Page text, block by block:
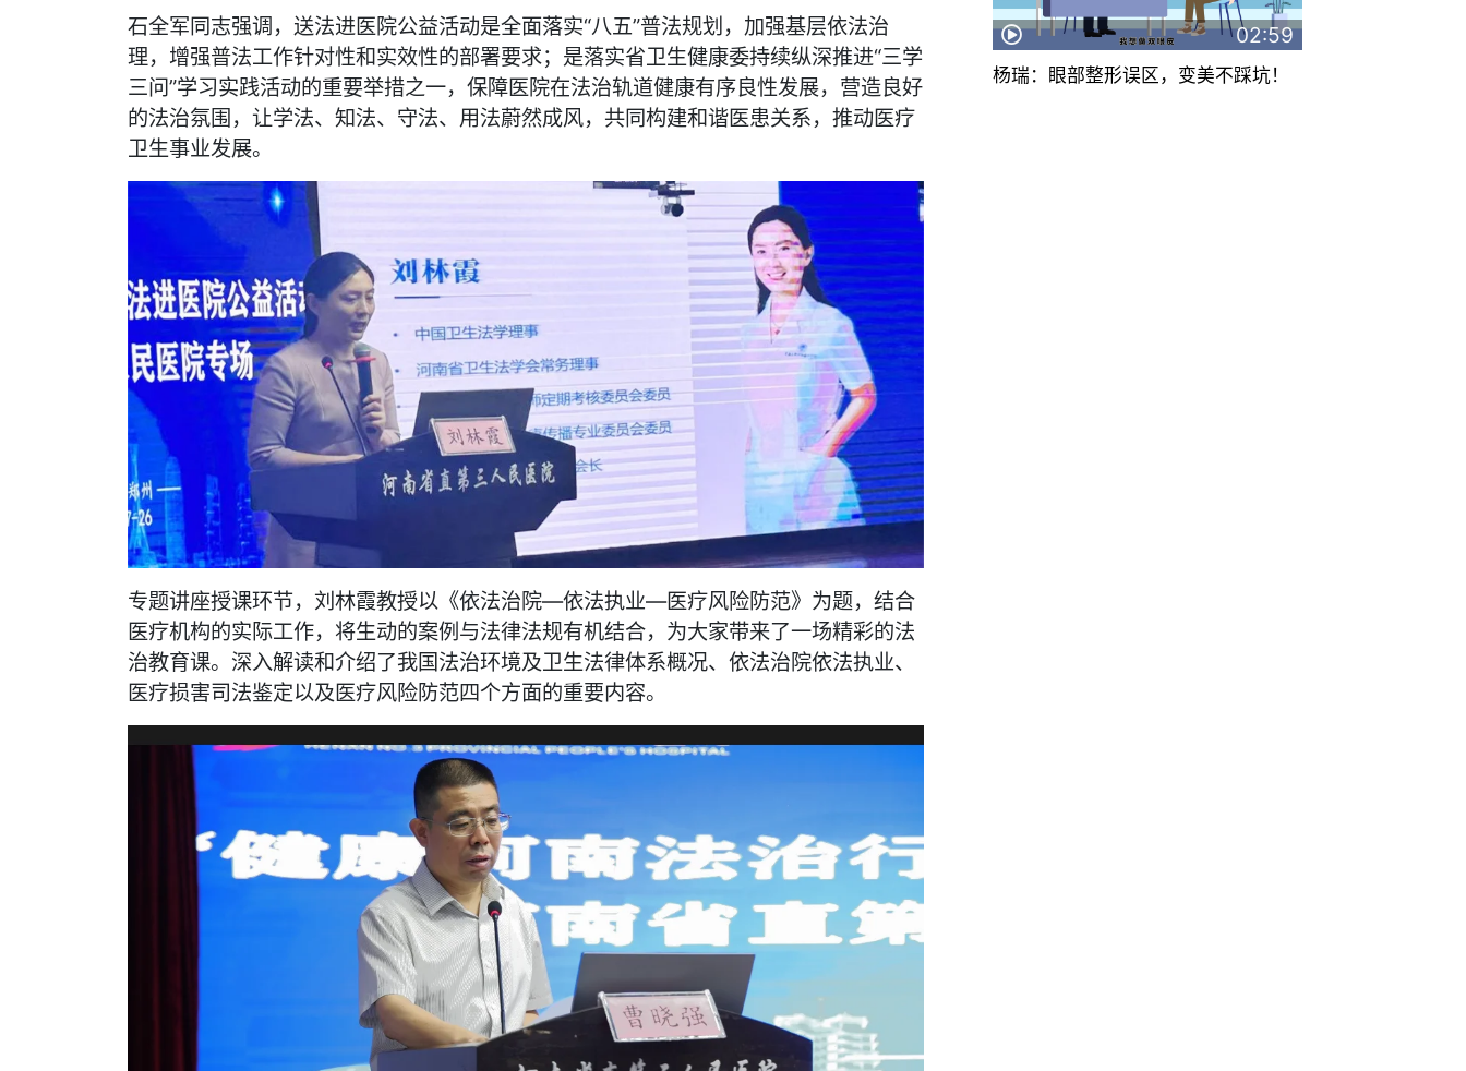
石全军同志强调，送法进医院公益活动是全面落实“八五”普法规划，加强基层依法治
理，增强普法工作针对性和实效性的部署要求；是落实省卫生健康委持续纵深推进“三学
三问”学习实践活动的重要举措之一，保障医院在法治轨道健康有序良性发展，营造良好
的法治氛围，让学法、知法、守法、用法蔚然成风，共同构建和谐医患关系，推动医疗
卫生事业发展。
专题讲座授课环节，刘林霞教授以《依法治院—依法执业—医疗风险防范》为题，结合
医疗机构的实际工作，将生动的案例与法律法规有机结合，为大家带来了一场精彩的法
治教育课。深入解读和介绍了我国法治环境及卫生法律体系概况、依法治院依法执业、
医疗损害司法鉴定以及医疗风险防范四个方面的重要内容。
02:59
杨瑞：眼部整形误区，变美不踩坑！